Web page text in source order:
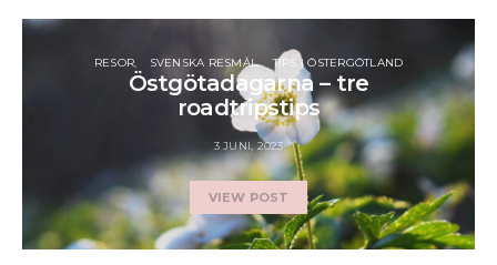
RESOR SVENSKA RESMÅL TIPS I ÖSTERGÖTLAND
Östgötadagarna – tre
roadtripstips
3 JUNI, 2023
VIEW POST